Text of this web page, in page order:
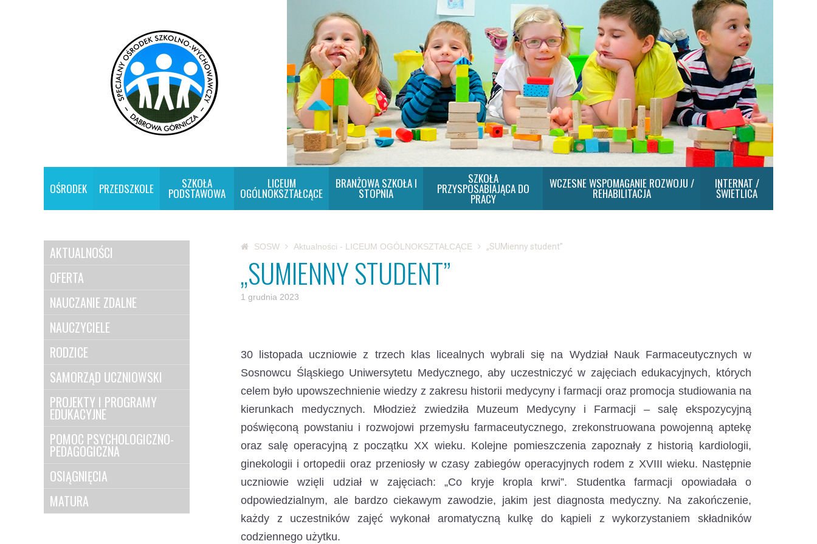
OŚRODEK PRZEDSZKOLE SZKOŁA
PODSTAWOWA
LICEUM
OGÓLNOKSZTAŁCĄCE
BRANŻOWA SZKOŁA I
STOPNIA
SZKOŁA
PRZYSPOSABIAJĄCA DO
PRACY
WCZESNE WSPOMAGANIE ROZWOJU /
REHABILITACJA
INTERNAT /
ŚWIETLICA
AKTUALNOŚCI
OFERTA
NAUCZANIE ZDALNE
NAUCZYCIELE
RODZICE
SAMORZĄD UCZNIOWSKI
PROJEKTY I PROGRAMY
EDUKACYJNE
POMOC PSYCHOLOGICZNO-
PEDAGOGICZNA
OSIĄGNIĘCIA
MATURA
SOSW Aktualności - LICEUM OGÓLNOKSZTAŁCĄCE „SUMienny student”
„SUMIENNY STUDENT”
1 grudnia 2023
30 listopada uczniowie z trzech klas licealnych wybrali się na Wydział Nauk Farmaceutycznych w
Sosnowcu Śląskiego Uniwersytetu Medycznego, aby uczestniczyć w zajęciach edukacyjnych, których
celem było upowszechnienie wiedzy z zakresu historii medycyny i farmacji oraz promocja studiowania na
kierunkach medycznych. Młodzież zwiedziła Muzeum Medycyny i Farmacji – salę ekspozycyjną
poświęconą powstaniu i rozwojowi przemysłu farmaceutycznego, zrekonstruowana powojenną aptekę
oraz salę operacyjną z początku XX wieku. Kolejne pomieszczenia zapoznały z historią kardiologii,
ginekologii i ortopedii oraz przeniosły w czasy zabiegów operacyjnych rodem z XVIII wieku. Następnie
uczniowie wzięli udział w zajęciach: „Co kryje kropla krwi”. Studentka farmacji opowiadała o
odpowiedzialnym, ale bardzo ciekawym zawodzie, jakim jest diagnosta medyczny. Na zakończenie,
każdy z uczestników zajęć wykonał aromatyczną kulkę do kąpieli z wykorzystaniem składników
codziennego użytku.